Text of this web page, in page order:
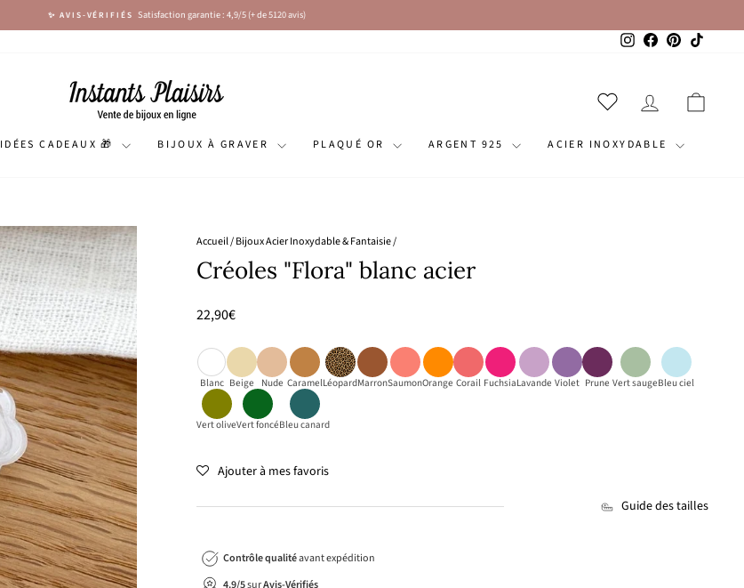
Diaporama
✨ AVIS-VÉRIFIÉS Satisfaction garantie : 4,9/5 (+ de 5120 avis)
InstagramFacebook
Pinterest
SE
IDÉES CADEAUX 🎁 BIJOUX À GRAVER PLAQUÉ OR ARGENT 925 ACIER INOXYDABLE
Accueil/Bijoux Acier Inoxydable & Fantaisie/
Créoles "Flora" blanc acier
Prix
22,90€
Blanc Beige Nude CaramelLéopardMarronSaumonOrange Corail FuchsiaLavande Violet Prune Vert saugeBleu ciel
Vert oliveVert foncéBleu canard
Ajouter à mes favoris
Guide des tailles
Contrôle qualitéavant expédition
4.9/5surAvis-Vérifiés